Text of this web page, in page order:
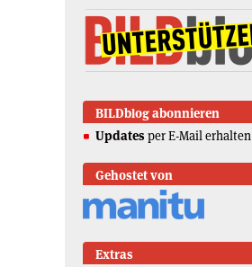
BILDblog abonnieren
Updates per E-Mail erhalten
Gehostet von
Extras